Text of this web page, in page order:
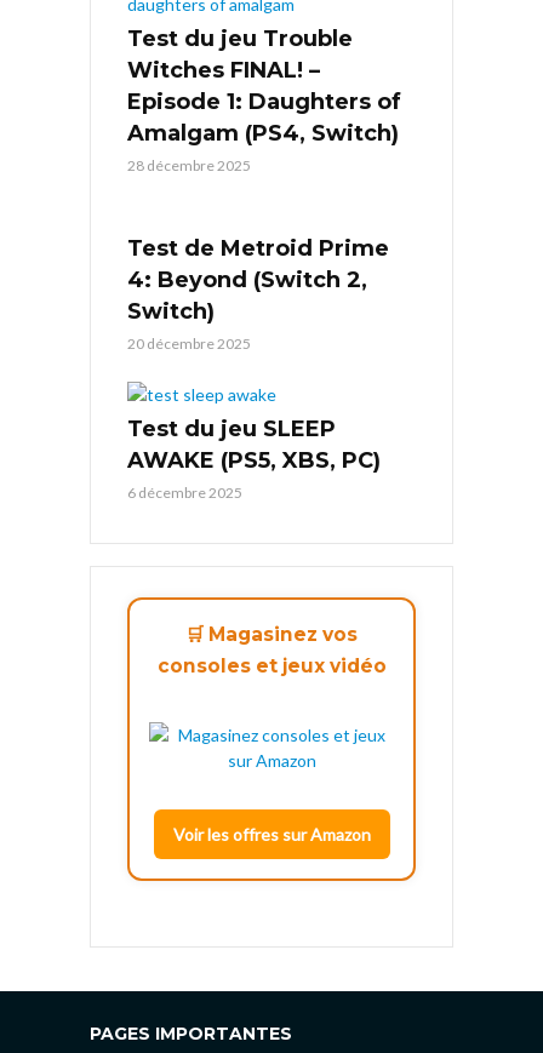
Test du jeu Trouble
Witches FINAL! –
Episode 1: Daughters of
Amalgam (PS4, Switch)
28 décembre 2025
Test de Metroid Prime
4: Beyond (Switch 2,
Switch)
20 décembre 2025
Test du jeu SLEEP
AWAKE (PS5, XBS, PC)
6 décembre 2025
🛒 Magasinez vos
consoles et jeux vidéo
Voir les offres sur Amazon
PAGES IMPORTANTES